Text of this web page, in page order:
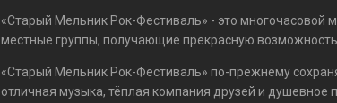
«Старый Мельник Рок-Фестиваль» - это
местные группы, получающие прекрасную
«Старый Мельник Рок-Фестиваль» по-прежнему
отличная музыка, тёплая компания друзей и